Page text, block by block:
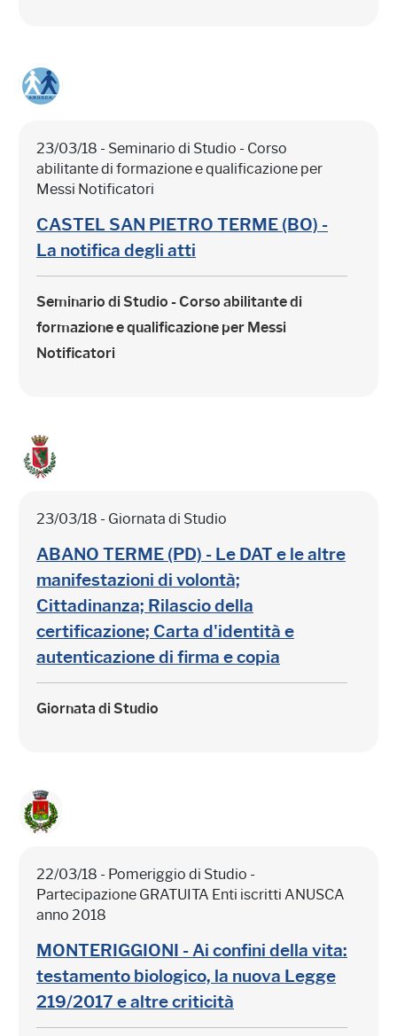
23/03/18 - Seminario di Studio - Corso
abilitante di formazione e qualificazione per
Messi Notificatori
CASTEL SAN PIETRO TERME (BO) -
La notifica degli atti
Seminario di Studio - Corso abilitante di
formazione e qualificazione per Messi
Notificatori
23/03/18 - Giornata di Studio
ABANO TERME (PD) - Le DAT e le altre
manifestazioni di volontà;
Cittadinanza; Rilascio della
certificazione; Carta d'identità e
autenticazione di firma e copia
Giornata di Studio
22/03/18 - Pomeriggio di Studio -
Partecipazione GRATUITA Enti iscritti ANUSCA
anno 2018
MONTERIGGIONI - Ai confini della vita:
testamento biologico, la nuova Legge
219/2017 e altre criticità